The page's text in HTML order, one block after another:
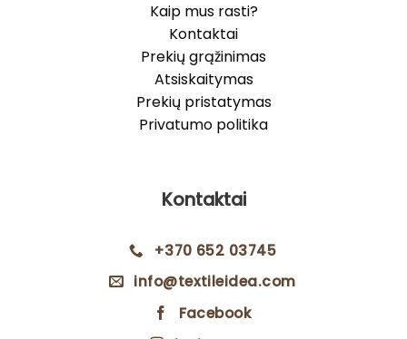
Kaip mus rasti?
Kontaktai
Prekių grąžinimas
Atsiskaitymas
Prekių pristatymas
Privatumo politika
Kontaktai
+370 652 03745
info@textileidea.com
Facebook